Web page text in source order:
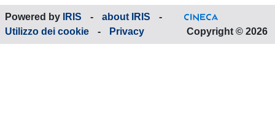
Powered by IRIS - about IRIS
-
Utilizzo dei cookie
- Privacy Copyright © 2026